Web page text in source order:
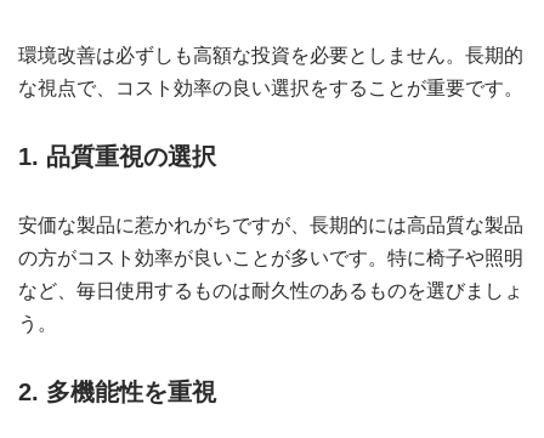
環境改善は必ずしも高額な投資を必要としません。長期的
な視点で、コスト効率の良い選択をすることが重要です。
1. 品質重視の選択
安価な製品に惹かれがちですが、長期的には高品質な製品
の方がコスト効率が良いことが多いです。特に椅子や照明
など、毎日使用するものは耐久性のあるものを選びましょ
う。
2. 多機能性を重視